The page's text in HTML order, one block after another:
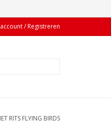
/ Registreren
RITS FLYING BIRDS